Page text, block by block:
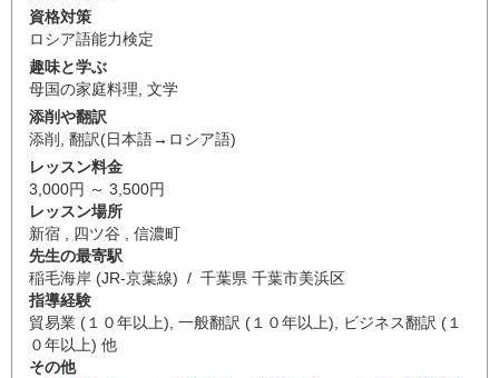
資格対策
ロシア語能力検定
趣味と学ぶ
母国の家庭料理 文学
添削や翻訳
添削
翻訳(日本語→ロシア語)
レッスン料金
3,000円 ～ 3,500円
レッスン場所
新宿 , 四ツ谷 , 信濃町
先生の最寄駅
稲毛海岸 (JR-京葉線) / 千葉県 千葉市美浜区
指導経験
貿易業 (１０年以上), 一般翻訳 (１０年以上), ビジネス翻訳 (１
０年以上) 他
その他